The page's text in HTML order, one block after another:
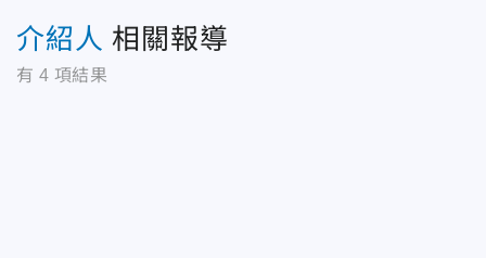
介紹人 相關報導
有 4 項結果